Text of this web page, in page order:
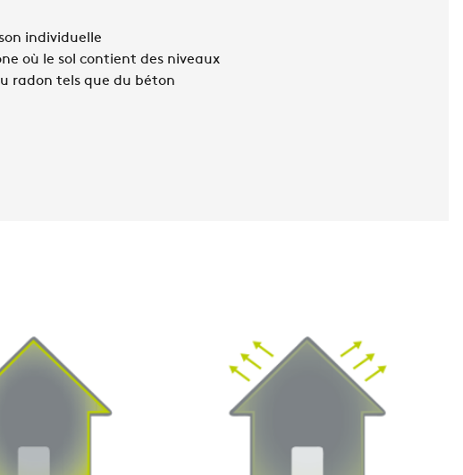
individuelle
où le sol contient des niveaux
radon tels que du béton